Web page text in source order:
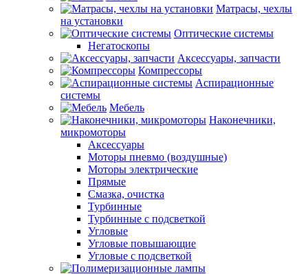
Матрасы, чехлы
на установки
Оптические системы
Негатоскопы
Аксессуары, запчасти
Компрессоры
Аспирационные
системы
Мебель
Наконечники,
микромоторы
Аксессуары
Моторы пневмо (воздушные)
Моторы электрические
Прямые
Смазка, очистка
Турбинные
Турбинные с подсветкой
Угловые
Угловые повышающие
Угловые с подсветкой